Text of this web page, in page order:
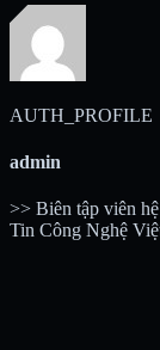
AUTH_PROFILE
admin
>> Biên tập viên
Tin Công Nghệ